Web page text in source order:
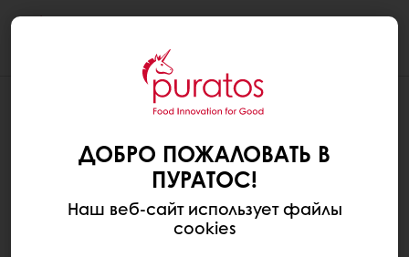
ДОБРО ПОЖАЛОВАТЬ В
ПУРАТОС!
Наш веб-сайт использует файлы
cookies